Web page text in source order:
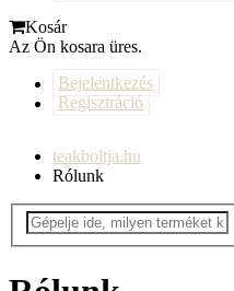
Kosár
Az Ön kosara üres.
Bejelentkezés
Regisztráció
teakboltja.hu
Rólunk